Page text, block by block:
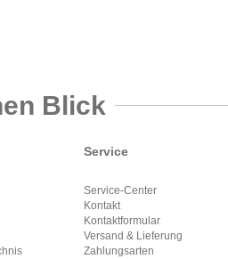
Blick
Service
Service-Center
Kontakt
Kontaktformular
Versand & Lieferung
Zahlungsarten